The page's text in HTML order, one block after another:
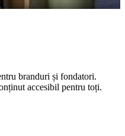
branduri și fondatori.
accesibil pentru toți.